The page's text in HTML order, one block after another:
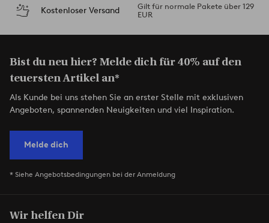
Kostenloser Versand
Gilt für normale Pakete über 129
EUR
Bist du neu hier? Melde dich für 40% auf den
teuersten Artikel an*
Als Kunde bei uns stehen Sie an erster Stelle mit exklusiven
Angeboten, spannenden Neuigkeiten und viel Inspiration.
Melde dich
* Siehe Angebotsbedingungen bei der Anmeldung
Wir helfen Dir